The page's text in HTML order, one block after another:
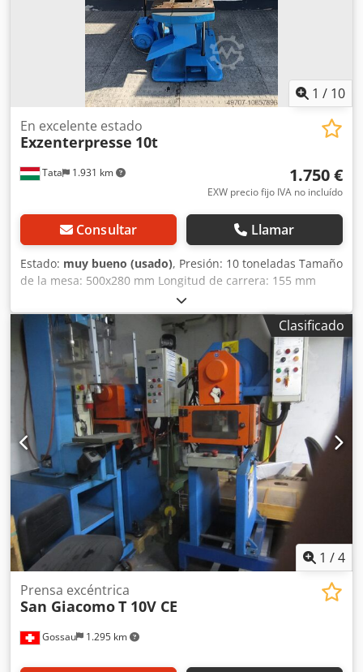
1 / 10
Tata 1.931 km
En excelente estado
Exzenterpresse 10t
1.750 €
EXW precio fijo IVA no incluído
Consultar Llamar
Estado: muy bueno (usado), Presión: 10 toneladas Tamaño
de la mesa: 500x280 mm Longitud de carrera: 155 mm
Clasificado
1 /4
Gossau 1.295 km
Prensa excéntrica
San GiacomoT 10V CE